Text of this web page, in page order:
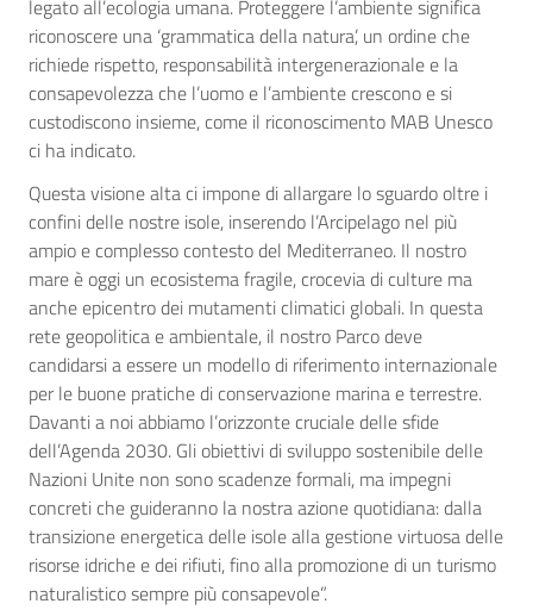
legato all’ecologia umana. Proteggere l’ambiente significa
riconoscere una ‘grammatica della natura’, un ordine che
richiede rispetto, responsabilità intergenerazionale e la
consapevolezza che l’uomo e l’ambiente crescono e si
custodiscono insieme, come il riconoscimento MAB Unesco
ci ha indicato.
Questa visione alta ci impone di allargare lo sguardo oltre i
confini delle nostre isole, inserendo l’Arcipelago nel più
ampio e complesso contesto del Mediterraneo. Il nostro
mare è oggi un ecosistema fragile, crocevia di culture ma
anche epicentro dei mutamenti climatici globali. In questa
rete geopolitica e ambientale, il nostro Parco deve
candidarsi a essere un modello di riferimento internazionale
per le buone pratiche di conservazione marina e terrestre.
Davanti a noi abbiamo l’orizzonte cruciale delle sfide
dell’Agenda 2030. Gli obiettivi di sviluppo sostenibile delle
Nazioni Unite non sono scadenze formali, ma impegni
concreti che guideranno la nostra azione quotidiana: dalla
transizione energetica delle isole alla gestione virtuosa delle
risorse idriche e dei rifiuti, fino alla promozione di un turismo
naturalistico sempre più consapevole”.